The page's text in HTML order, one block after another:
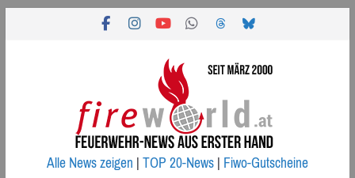
Alle News zeigen|TOP 20-News|Fiwo-Gutscheine